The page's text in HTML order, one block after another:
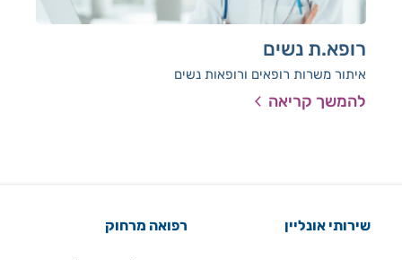
רופא.ת נשים
איתור משרות רופאים ורופאות נשים
להמשך קריאה
שירותי אונליין רפואה מרחוק